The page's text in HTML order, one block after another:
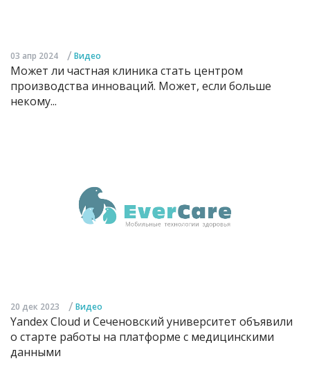
03 апр 2024 / Видео
Может ли частная клиника стать центром
производства инноваций. Может, если больше
некому...
20 дек 2023 / Видео
Yandex Cloud и Сеченовский университет объявили
о старте работы на платформе с медицинскими
данными